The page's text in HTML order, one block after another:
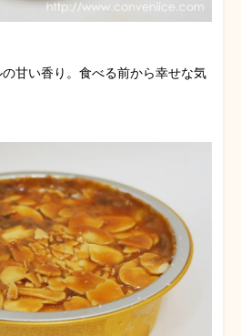
甘い香り。食べる前から幸せな気